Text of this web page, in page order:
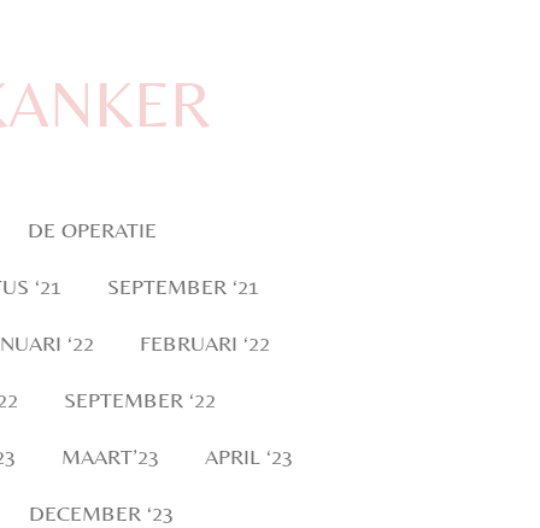
DE OPERATIE
‘21 SEPTEMBER ‘21
‘22 FEBRUARI ‘22
SEPTEMBER ‘22
MAART’23 APRIL ‘23
DECEMBER ‘23